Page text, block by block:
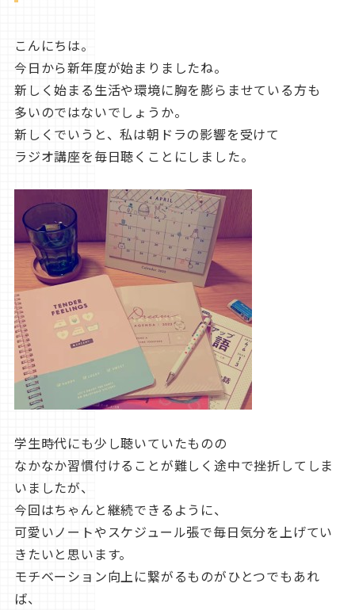
こんにちは。
今日から新年度が始まりましたね。
新しく始まる生活や環境に胸を膨らませている方も
多いのではないでしょうか。
新しくでいうと、私は朝ドラの影響を受けて
ラジオ講座を毎日聴くことにしました。
学生時代にも少し聴いていたものの
なかなか習慣付けることが難しく途中で挫折してしま
いましたが、
今回はちゃんと継続できるように、
可愛いノートやスケジュール張で毎日気分を上げてい
きたいと思います。
モチベーション向上に繋がるものがひとつでもあれ
ば、